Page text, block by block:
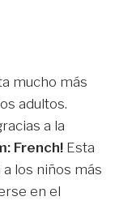
mucho más
adultos.
a la
French! Esta
los niños más
en el